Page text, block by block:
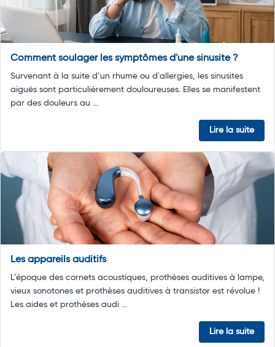
Comment soulager les symptômes d'une sinusite ?
Survenant à la suite d’un rhume ou d'allergies, les sinusites
aiguës sont particulièrement douloureuses. Elles se manifestent
par des douleurs au ...
Lire la suite
Les appareils auditifs
L’époque des cornets acoustiques, prothèses auditives à lampe,
vieux sonotones et prothèses auditives à transistor est révolue !
Les aides et prothèses audi ...
Lire la suite